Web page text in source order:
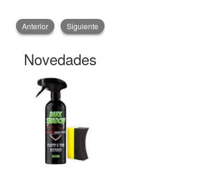
Anterior Siguiente
Novedades